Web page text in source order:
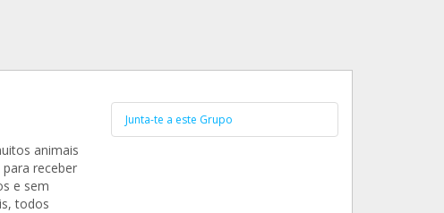
animais
receber
e sem
todos
Junta-te a este Grupo